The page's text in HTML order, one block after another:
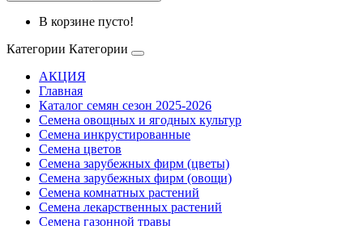
В корзине пусто!
Категории Категории
АКЦИЯ
Главная
Каталог семян сезон 2025-2026
Семена овощных и ягодных культур
Семена инкрустированные
Семена цветов
Семена зарубежных фирм (цветы)
Семена зарубежных фирм (овощи)
Семена комнатных растений
Семена лекарственных растений
Семена газонной травы